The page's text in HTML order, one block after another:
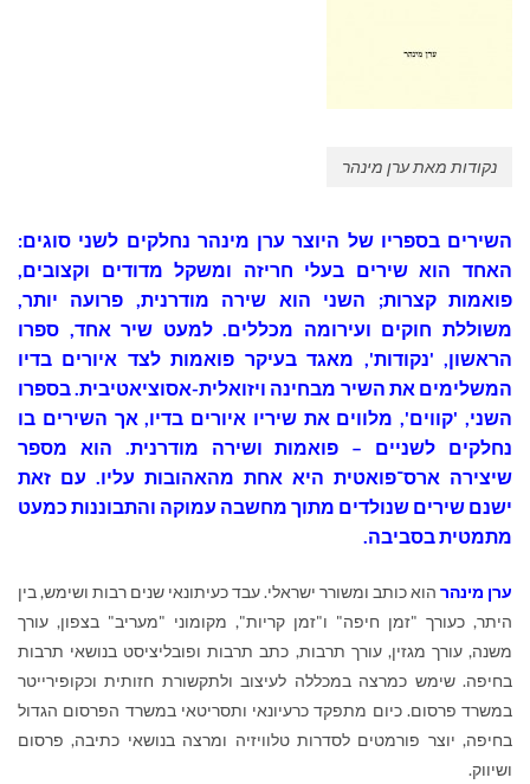
נקודות מאת ערן מינהר
השירים בספריו של היוצר ערן מינהר נחלקים לשני סוגים:
האחד הוא שירים בעלי חריזה ומשקל מדודים וקצובים,
פואמות קצרות; השני הוא שירה מודרנית, פרועה יותר,
משוללת חוקים ועירומה מכללים. למעט שיר אחד, ספרו
הראשון, 'נקודות', מאגד בעיקר פואמות לצד איורים בדיו
המשלימים את השיר מבחינה ויזואלית-אסוציאטיבית. בספרו
השני, 'קווים', מלווים את שיריו איורים בדיו, אך השירים בו
נחלקים לשניים – פואמות ושירה מודרנית. הוא מספר
שיצירה ארס־פואטית היא אחת מהאהובות עליו. עם זאת
ישנם שירים שנולדים מתוך מחשבה עמוקה והתבוננות כמעט
מתמטית בסביבה.
ערן מינהר הוא כותב ומשורר ישראלי. עבד כעיתונאי שנים רבות ושימש, בין
היתר, כעורך "זמן חיפה" ו"זמן קריות", מקומוני "מעריב" בצפון, עורך
משנה, עורך מגזין, עורך תרבות, כתב תרבות ופובליציסט בנושאי תרבות
בחיפה. שימש כמרצה במכללה לעיצוב ולתקשורת חזותית וכקופירייטר
במשרד פרסום. כיום מתפקד כרעיונאי ותסריטאי במשרד הפרסום הגדול
בחיפה, יוצר פורמטים לסדרות טלוויזיה ומרצה בנושאי כתיבה, פרסום
ושיווק.